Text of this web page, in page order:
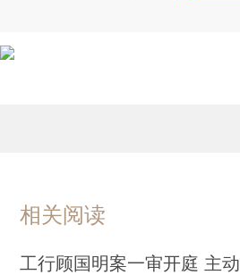
相关阅读
工行顾国明案一审开庭 主动